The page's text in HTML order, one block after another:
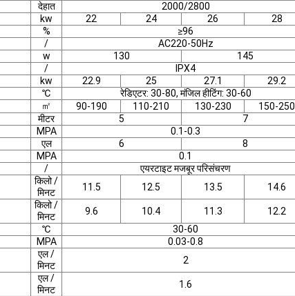
देहात
2000/2800
kw 22 24 26
28
%
≥96
/
AC220-50Hz
w 130
145
/
IPX4
kw 22.9 25 27.1
29.2
℃
रेडिएटर: 30-80, मंजिल हीटिंग: 30-60
㎡ 90-190 110-210 130-230
150-250
मीटर 5
7
MPA
0.1-0.3
एल 6
8
MPA
0.1
/
एयरटाइट मजबूर परिसंचरण
किलो /
मिनट
11.5 12.5 13.5 14.6
किलो /
मिनट
9.6 10.4 11.3
12.2
℃
30-60
MPA
0.03-0.8
एल /
मिनट
2
एल /
मिनट
1.6